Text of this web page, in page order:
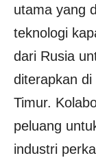
utama yang
teknologi
dari Rusia
diterapkan
Timur.
peluang
industri